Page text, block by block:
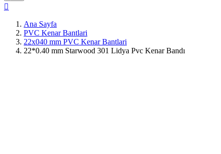

Ana Sayfa
PVC Kenar Bantlari
22x040 mm PVC Kenar Bantlari
22*0.40 mm Starwood 301 Lidya Pvc Kenar Bandı